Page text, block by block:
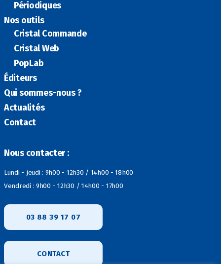
Périodiques
Nos outils
Cristal Commande
Cristal Web
PopLab
Éditeurs
Qui sommes-nous ?
Actualités
Contact
Nous contacter :
Lundi - jeudi : 9h00 - 12h30 / 14h00 - 18h00
Vendredi : 9h00 - 12h30 / 14h00 - 17h00
03 88 39 17 07
CONTACT